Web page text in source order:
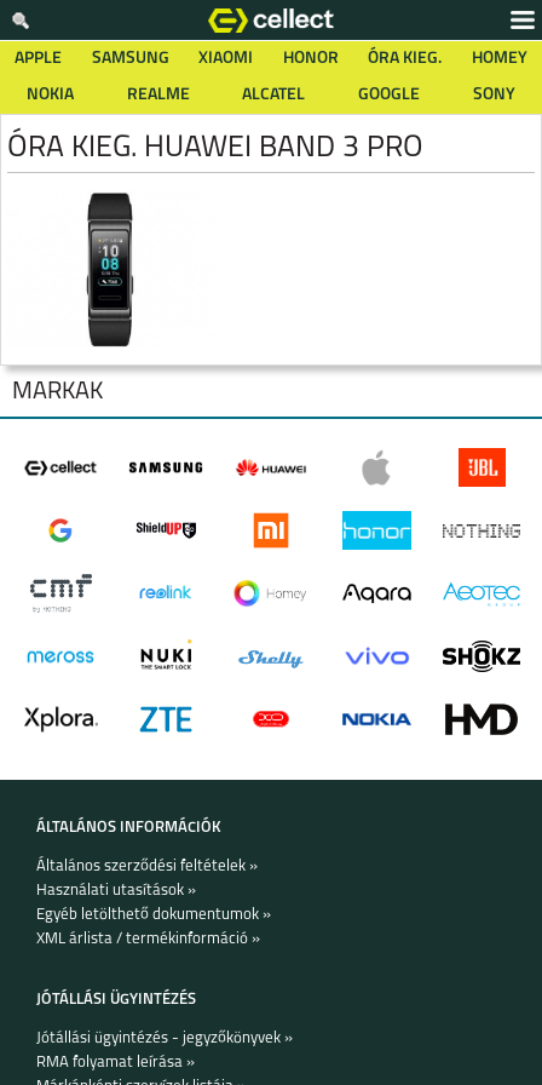
APPLE SAMSUNG XIAOMI HONOR ÓRA KIEG.
HOMEY
NOKIA
REALME ALCATEL GOOGLE SONY
ÓRA KIEG. HUAWEI BAND 3 PRO
SAMSUNG GALAXY
WATCH ULTRA2
SAMSUNG GALAXY
WATCH9
MÁRKÁK
ÁLTALÁNOS INFORMÁCIÓK
Általános szerződési feltételek »
Használati utasítások »
Egyéb letölthető dokumentumok »
XML árlista / termékinformáció »
JÓTÁLLÁSI ÜGYINTÉZÉS
Jótállási ügyintézés - jegyzőkönyvek »
RMA folyamat leírása »